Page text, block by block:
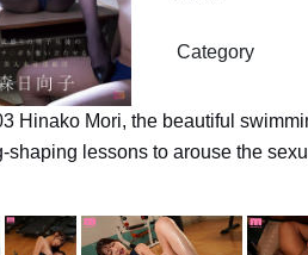
Category
Hinako Mori, the beautiful
shaping lessons to arouse the